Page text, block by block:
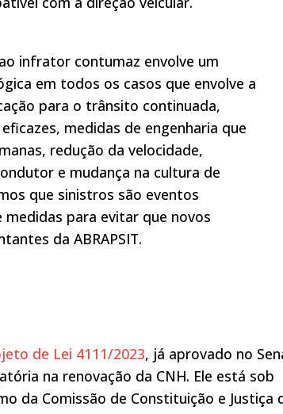
infrator contumaz envolve um
em todos os casos que envolve a
para o trânsito continuada,
medidas de engenharia que
redução da velocidade,
e mudança na cultura de
que sinistros são eventos
para evitar que novos
da ABRAPSIT.
de Lei 4111/2023, já aprovado no
na renovação da CNH. Ele está sob
da Comissão de Constituição e Justiça